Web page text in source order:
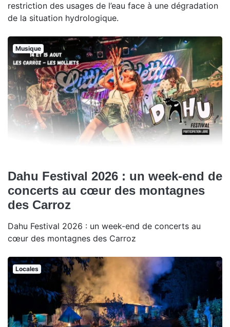
restriction des usages de l’eau face à une dégradation
de la situation hydrologique.
Musique
Dahu Festival 2026 : un week-end de
concerts au cœur des montagnes
des Carroz
Dahu Festival 2026 : un week-end de concerts au
cœur des montagnes des Carroz
Locales